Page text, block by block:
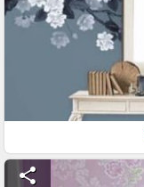
share